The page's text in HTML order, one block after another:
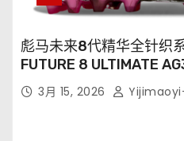
彪马未来8代精华全针织
FUTURE 8 ULTIMATE
3月 15, 2026